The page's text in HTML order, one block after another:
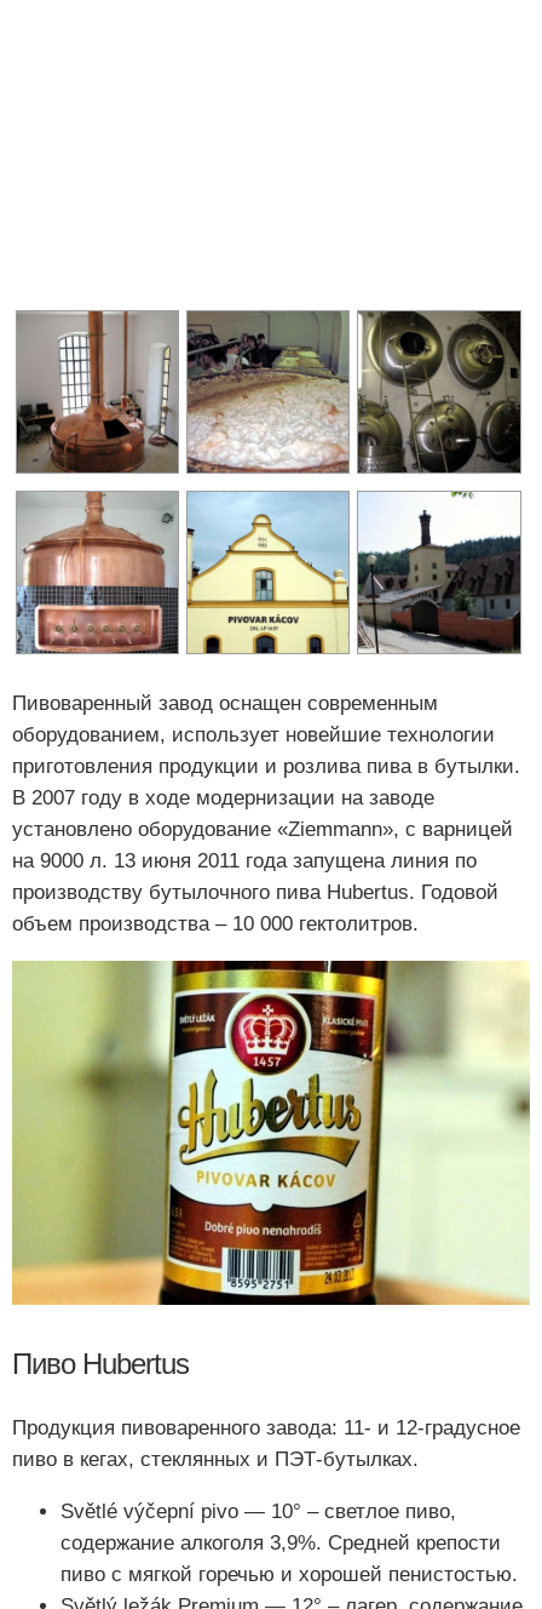
Пивоваренный завод оснащен современным
оборудованием, использует новейшие технологии
приготовления продукции и розлива пива в бутылки.
В 2007 году в ходе модернизации на заводе
установлено оборудование «Ziemmann», с варницей
на 9000 л. 13 июня 2011 года запущена линия по
производству бутылочного пива Hubertus. Годовой
объем производства – 10 000 гектолитров.
Пиво Hubertus
Продукция пивоваренного завода: 11- и 12-градусное
пиво в кегах, стеклянных и ПЭТ-бутылках.
Světlé výčepní pivo — 10° – светлое пиво,
содержание алкоголя 3,9%. Средней крепости
пиво с мягкой горечью и хорошей пенистостью.